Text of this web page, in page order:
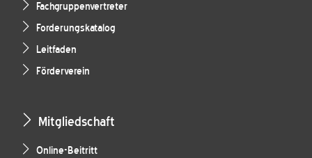
Fachgruppenvertreter
Forderungskatalog
Leitfaden
Förderverein
Mitgliedschaft
Online-Beitritt